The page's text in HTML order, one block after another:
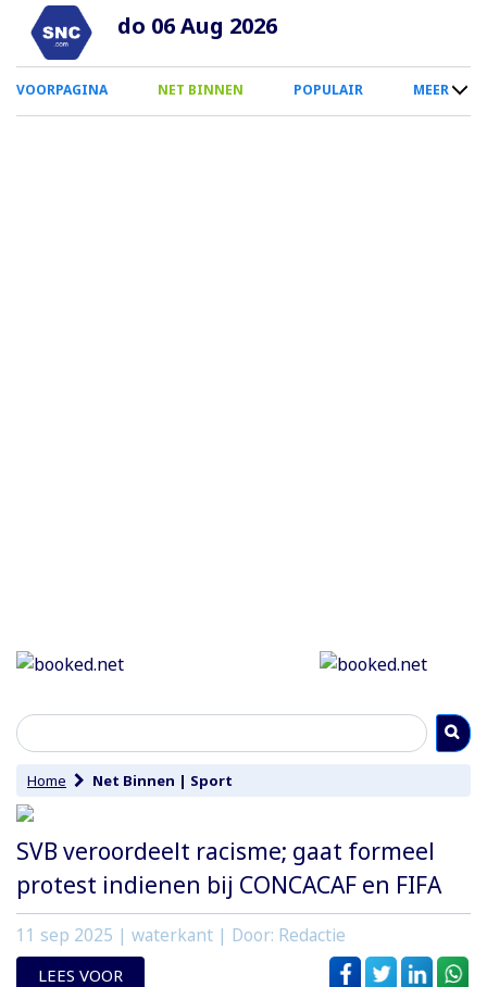
Overslaan
naar
inhoud
do 06 Aug 2026
0
Smartphone
VOORPAGINA NET BINNEN POPULAIR MEER
Home Net Binnen | Sport
SVB veroordeelt racisme; gaat formeel
protest indienen bij CONCACAF en FIFA
11 sep 2025 | waterkant | Door: Redactie
LEES VOOR